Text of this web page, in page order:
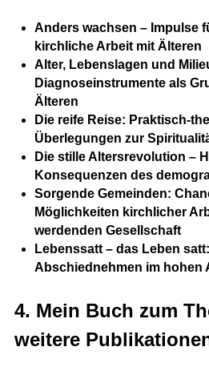
Anders wachsen – Impulse
kirchliche Arbeit mit Älteren
Alter, Lebenslagen und
Diagnoseinstrumente als
Älteren
Die reife Reise: Praktisch-
Überlegungen zur
Die stille Altersrevolution –
Konsequenzen des
Sorgende Gemeinden:
Möglichkeiten kirchlicher
werdenden Gesellschaft
Lebenssatt – das Leben
Abschiednehmen im hohen
4. Mein Buch zum
weitere